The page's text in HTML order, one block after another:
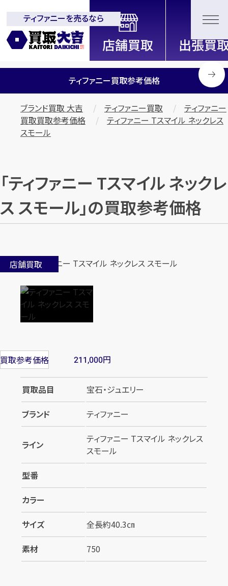
全国2200店舗以上展開中！
信頼と実績の買取専門店「買取大
吉」
ティファニーを売るなら
カンタン無料
ティファニー買取参考価格
ブランド買取 大吉 ティファニー買取
ティファニー
買取買取参考価格
ティファニー Tスマイル ネックレス
スモール
「ティファニー Tスマイル ネックレ
ス スモール」の買取参考価格
店舗買取
買取参考価格 211,000円
買取品目
宝石・ジュエリー
ブランド
ティファニー
ライン
ティファニー Tスマイル ネックレス
スモール
型番
カラー
サイズ
全長約40.3㎝
素材
750